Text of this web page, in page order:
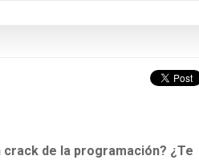
de la programación? ¿Te